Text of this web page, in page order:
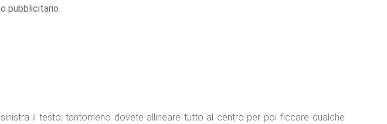
pubblicitario.
il testo, tantomeno dovete allineare tutto al centro per poi ficcare qualche